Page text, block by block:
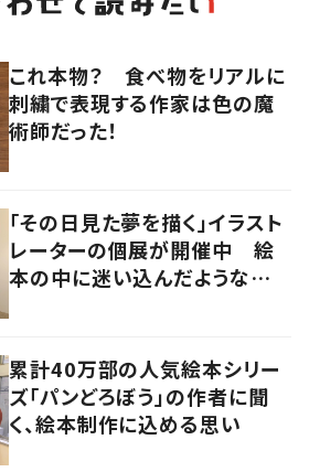
これ本物？ 食べ物をリアルに
刺繍で表現する作家は色の魔
術師だった！
「その日見た夢を描く」イラスト
レーターの個展が開催中 絵
本の中に迷い込んだような想
累計40万部の人気絵本シリー
ズ「パンどろぼう」の作者に聞
く、絵本制作に込める思い